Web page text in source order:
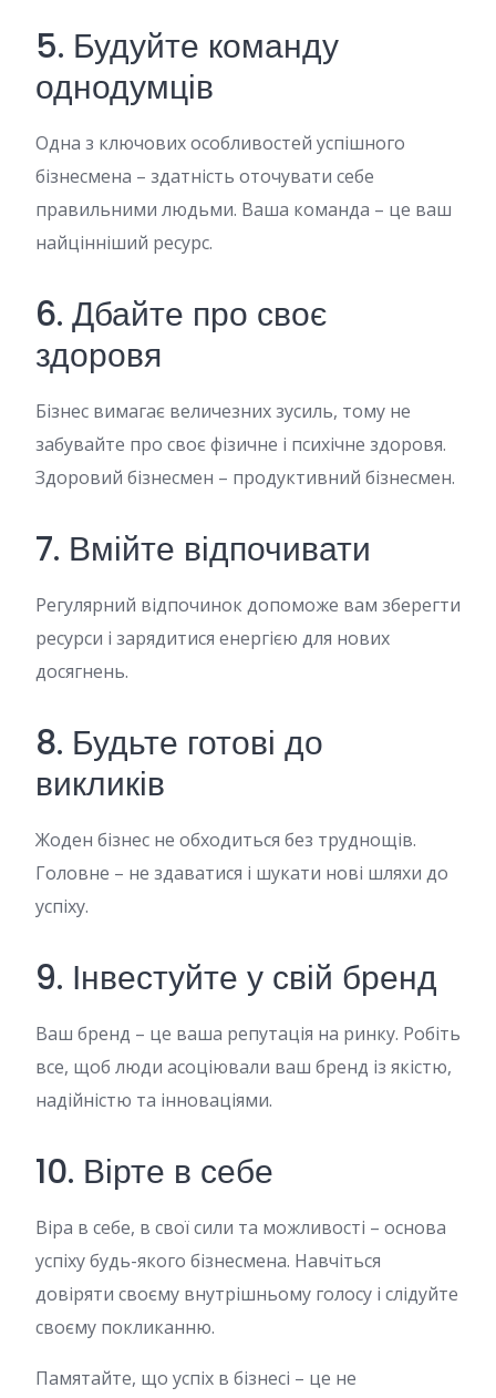
5. Будуйте команду
однодумців
Одна з ключових особливостей успішного
бізнесмена – здатність оточувати себе
правильними людьми. Ваша команда – це ваш
найцінніший ресурс.
6. Дбайте про своє
здоровя
Бізнес вимагає величезних зусиль, тому не
забувайте про своє фізичне і психічне здоровя.
Здоровий бізнесмен – продуктивний бізнесмен.
7. Вмійте відпочивати
Регулярний відпочинок допоможе вам зберегти
ресурси і зарядитися енергією для нових
досягнень.
8. Будьте готові до
викликів
Жоден бізнес не обходиться без труднощів.
Головне – не здаватися і шукати нові шляхи до
успіху.
9. Інвестуйте у свій бренд
Ваш бренд – це ваша репутація на ринку. Робіть
все, щоб люди асоціювали ваш бренд із якістю,
надійністю та інноваціями.
10. Вірте в себе
Віра в себе, в свої сили та можливості – основа
успіху будь-якого бізнесмена. Навчіться
довіряти своєму внутрішньому голосу і слідуйте
своєму покликанню.
Памятайте, що успіх в бізнесі – це не